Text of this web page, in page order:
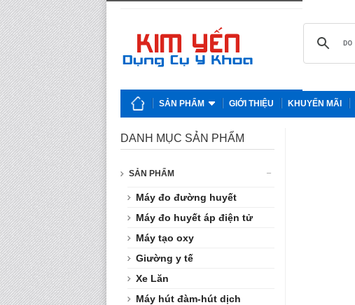
SẢN PHẨM GIỚI THIỆU KHUYẾN MÃI
DANH MỤC SẢN PHẨM
SẢN PHẨM
Máy đo đường huyết
Máy đo huyết áp điện tử
Máy tạo oxy
Giường y tế
Xe Lăn
Máy hút đàm-hút dịch